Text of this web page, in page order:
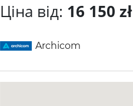
Ціна від: 16 150 zł
Archicom